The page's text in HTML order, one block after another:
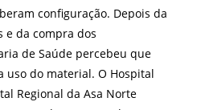
configuração. Depois da
e da compra dos
de Saúde percebeu que
do material. O Hospital
Regional da Asa Norte